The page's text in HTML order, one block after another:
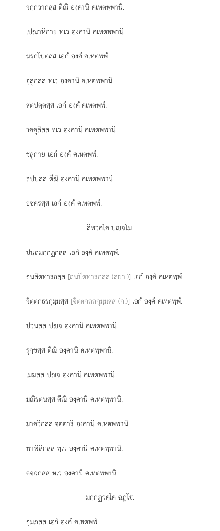
จกฺกวากสฺส ตีณิ องฺคานิ คเหตพฺพานิ.
เปณาหิกาย ทฺเว องฺคานิ คเหตพฺพานิ.
ฆรกโปตสฺส เอกํ องฺคํ คเหตพฺพํ.
อุลูกสฺส ทฺเว องฺคานิ คเหตพฺพานิ.
สตปตฺตสฺส เอกํ องฺคํ คเหตพฺพํ.
วคฺคุลิสฺส ทฺเว องฺคานิ คเหตพฺพานิ.
ชลูกาย เอกํ องฺคํ คเหตพฺพํ.
สปฺปสฺส ตีณิ องฺคานิ คเหตพฺพานิ.
อชครสฺส เอกํ องฺคํ คเหตพฺพํ.
สีหวคฺโค ปฺจโม.
ปนฺถมกฺกฏกสฺส เอกํ องฺคํ คเหตพฺพํ.
ถนสิตทารกสฺส [ถนปีตทารกสฺส (สฺยา.)] เอกํ องฺคํ คเหตพฺพํ.
จิตฺตกธรกุมฺมสฺส [จิตฺตกถลกุมฺมสฺส (ก.)] เอกํ องฺคํ คเหตพฺพํ.
ปวนสฺส ปฺจ องฺคานิ คเหตพฺพานิ.
รุกฺขสฺส ตีณิ องฺคานิ คเหตพฺพานิ.
เมฆสฺส ปฺจ องฺคานิ คเหตพฺพานิ.
มณิรตนสฺส ตีณิ องฺคานิ คเหตพฺพานิ.
มาควิกสฺสจตฺตาริ องฺคานิ คเหตพฺพานิ.
พาฬิสิกสฺส ทฺเว องฺคานิ คเหตพฺพานิ.
ตจฺฉกสฺส ทฺเว องฺคานิ คเหตพฺพานิ.
มกฺกฏวคฺโค ฉฏฺโ.
กุมฺภสฺส เอกํ องฺคํ คเหตพฺพํ.